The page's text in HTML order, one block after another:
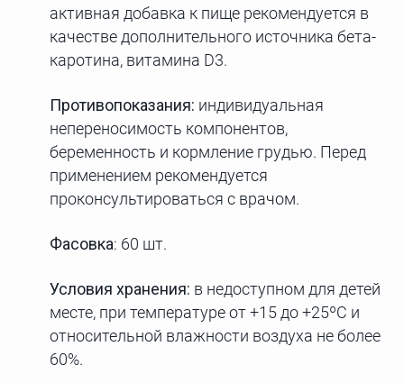
активная добавка к пище рекомендуется в
качестве дополнительного источника бета-
каротина, витамина D3.
Противопоказания: индивидуальная
непереносимость компонентов,
беременность и кормление грудью. Перед
применением рекомендуется
проконсультироваться с врачом.
Фасовка: 60 шт.
Условия хранения: в недоступном для детей
месте, при температуре от +15 до +25ºС и
относительной влажности воздуха не более
60%.